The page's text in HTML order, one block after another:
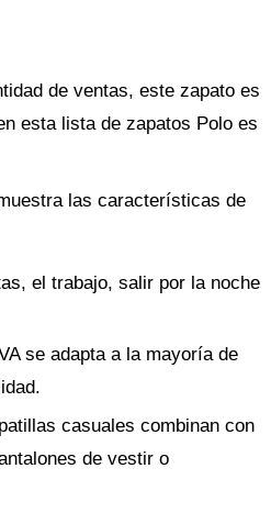
de ventas, este zapato es
esta lista de zapatos Polo es
las características de
el trabajo, salir por la noche
se adapta a la mayoría de
casuales combinan con
de vestir o